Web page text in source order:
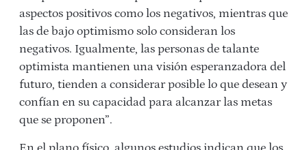
aspectos positivos como los negativos, mientras que
las de bajo optimismo solo consideran los
negativos. Igualmente, las personas de talante
optimista mantienen una visión esperanzadora del
futuro, tienden a considerar posible lo que desean y
confían en su capacidad para alcanzar las metas
que se proponen”.